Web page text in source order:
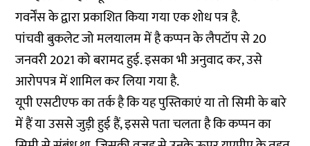
गवर्नेंस के द्वारा प्रकाशित किया गया एक शोध पत्र है.
पांचवी बुकलेट जो मलयालम में है कप्पन के लैपटॉप से 20
जनवरी 2021 को बरामद हुई. इसका भी अनुवाद कर, उसे
आरोपपत्र में शामिल कर लिया गया है.
यूपी एसटीएफ का तर्क है कि यह पुस्तिकाएं या तो सिमी के बारे
में हैं या उससे जुड़ी हुई हैं, इससे पता चलता है कि कप्पन का